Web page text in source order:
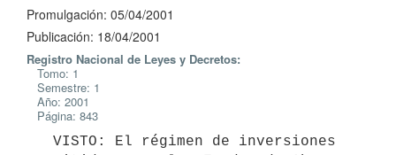
Promulgación: 05/04/2001
Publicación: 18/04/2001
Registro Nacional de Leyes y Decretos:
Tomo: 1
Semestre: 1
Año: 2001
Página: 843